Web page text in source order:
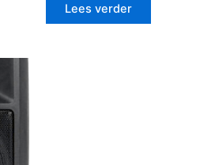
Lees verder